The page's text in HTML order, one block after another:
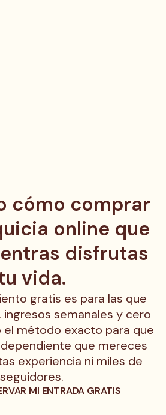
cómo comprar
online que
disfrutas
vida.
gratis es para las que
semanales y cero
el método exacto para que
que mereces
experiencia ni miles de
seguidores.
MI ENTRADA GRATIS